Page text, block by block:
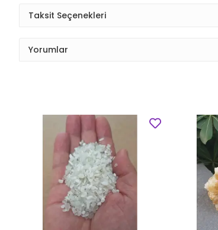
Taksit Seçenekleri
Yorumlar